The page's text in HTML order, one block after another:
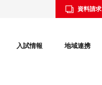
資料請求
入試情報 地域連携